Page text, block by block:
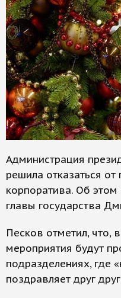
Администрация
решила отказаться
корпоратива. Об
главы государства
Песков отметил, что,
мероприятия будут
подразделениях, где
поздравляет друг